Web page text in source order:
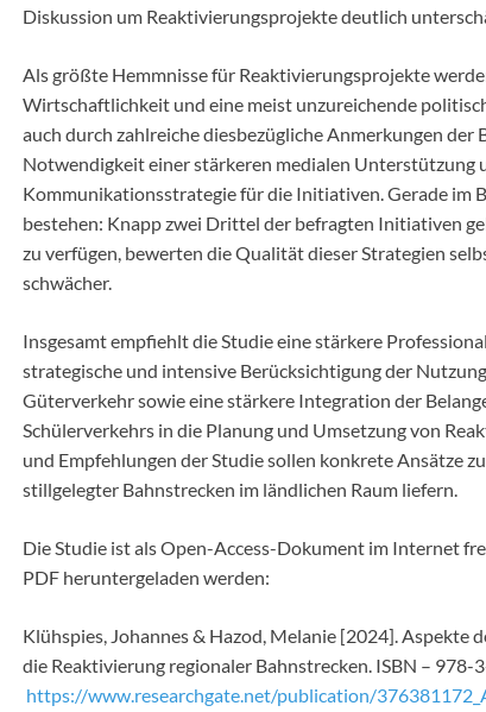
Diskussion um Reaktivierungsprojekte deutlich
Als größte Hemmnisse für Reaktivierungsprojekte
Wirtschaftlichkeit und eine meist unzureichende
auch durch zahlreiche diesbezügliche Anmerkungen
Notwendigkeit einer stärkeren medialen Unterstützung
Kommunikationsstrategie für die Initiativen. Gerade im
bestehen: Knapp zwei Drittel der befragten Initiativen
zu verfügen, bewerten die Qualität dieser Strategien
schwächer.
Insgesamt empfiehlt die Studie eine stärkere
strategische und intensive Berücksichtigung der
Güterverkehr sowie eine stärkere Integration der
Schülerverkehrs in die Planung und Umsetzung von
und Empfehlungen der Studie sollen konkrete Ansätze
stillgelegter Bahnstrecken im ländlichen Raum liefern.
Die Studie ist als Open-Access-Dokument im Internet
PDF heruntergeladen werden:
Klühspies, Johannes & Hazod, Melanie [2024].
die Reaktivierung regionaler Bahnstrecken. ISBN –
https://www.researchgate.net/publication/